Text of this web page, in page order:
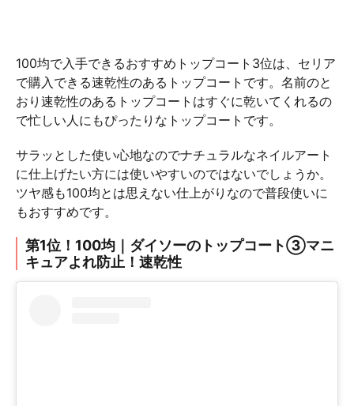
100均で入手できるおすすめトップコート3位は、セリア
で購入できる速乾性のあるトップコートです。名前のと
おり速乾性のあるトップコートはすぐに乾いてくれるの
で忙しい人にもぴったりなトップコートです。
サラッとした使い心地なのでナチュラルなネイルアート
に仕上げたい方には使いやすいのではないでしょうか。
ツヤ感も100均とは思えない仕上がりなので普段使いに
もおすすめです。
第1位！100均｜ダイソーのトップコート③マニ
キュアよれ防止！速乾性